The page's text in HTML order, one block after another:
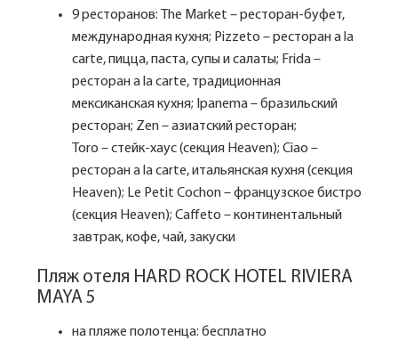
9 ресторанов: The Market – ресторан-буфет,
международная кухня; Pizzeto – ресторан a la
carte, пицца, паста, супы и салаты; Frida –
ресторан a la carte, традиционная
мексиканская кухня; Ipanema – бразильский
ресторан; Zen – азиатский ресторан;
Toro – стейк-хаус (секция Heaven); Ciao –
ресторан a la carte, итальянская кухня (секция
Heaven); Le Petit Cochon – французское бистро
(секция Heaven); Caffeto – континентальный
завтрак, кофе, чай, закуски
Пляж отеля HARD ROCK HOTEL RIVIERA
MAYA 5
на пляже полотенца: бесплатно